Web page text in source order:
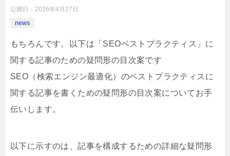
公開日： 2026年4月27日
news
もちろんです。以下は「SEOベストプラクティス」に
関する記事のための疑問形の目次案です
SEO（検索エンジン最適化）のベストプラクティスに
関する記事を書くための疑問形の目次案についてお手
伝いします。
以下に示すのは、記事を構成するための詳細な疑問形